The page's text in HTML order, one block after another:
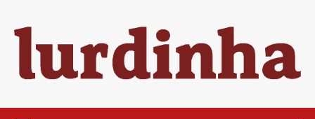
content